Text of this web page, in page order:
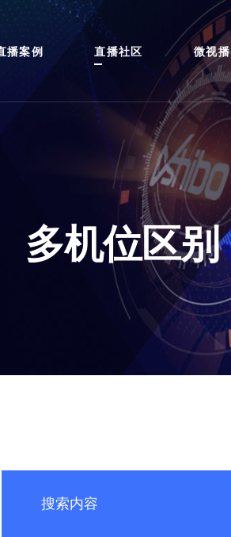
播案例 直播社区 微视播
多机位区别